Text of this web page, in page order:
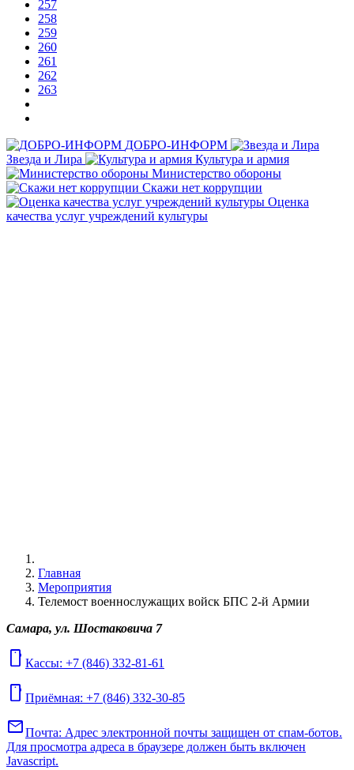
257
258
259
260
261
262
263
ДОБРО-ИНФОРМ
Звезда и Лира
Культура и армия
Министерство обороны
Скажи нет коррупции
Оценка
качества услуг учреждений культуры
Главная
Мероприятия
Телемост военнослужащих войск БПС 2-й Армии
Самара, ул. Шостаковича 7
mobile Кассы: +7 (846) 332-81-61
mobile Приёмная: +7 (846) 332-30-85
mailПочта: Адрес электронной почты защищен от спам-ботов.
Для просмотра адреса в браузере должен быть включен
Javascript.